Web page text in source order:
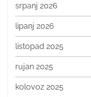
srpanj 2026
lipanj 2026
listopad 2025
rujan 2025
kolovoz 2025